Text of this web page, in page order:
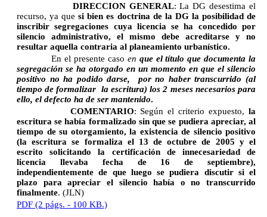
DIRECCION GENERAL: La DG desestima el
recurso, ya quesi bien es doctrina de la DG la posibilidad de
inscribir segregaciones cuya licencia se ha concedido por
silencio administrativo, el mismo debe acreditarse y no
resultar aquella contraria al planeamiento urbanístico.
En el presente caso en que el título que documenta la
segregación se ha otorgado en un momento en que el silencio
positivo no ha podido darse,
por no haber transcurrido (al
tiempo de formalizar la escritura) los 2 meses necesarios para
ello, el defecto ha de ser mantenido.
COMENTARIO: Según el criterio expuesto,la
escritura se había formalizado sin que se pudiera apreciar, al
tiempo de su otorgamiento, la existencia de silencio positivo
(la escritura se formaliza el 13 de octubre de 2005 y el
escrito solicitando la certificación de innecesariedad de
licencia llevaba fecha de 16 de septiembre),
independientemente de que luego se pudiera discutir si el
plazo para apreciar el silencio había o no transcurrido
finalmente. (JLN)
PDF (2 págs. - 100 KB.)